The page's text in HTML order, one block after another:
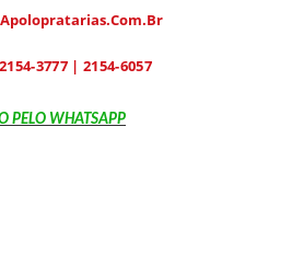
3777 | 2154-6057
PELO WHATSAPP